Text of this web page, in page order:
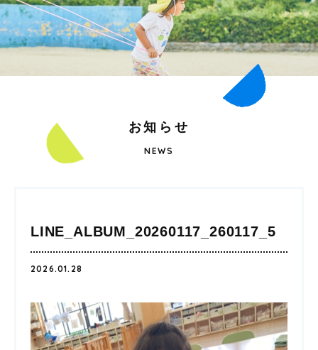
お知 ら せ
NEWS
LINE_ALBUM_20260117_260117_5
2026.01.28